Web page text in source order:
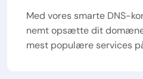
Med vores smarte DNS-
nemt opsætte dit
mest populære services